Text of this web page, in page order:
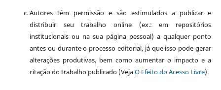
Autores têm permissão e são estimulados a publicar e
distribuir seu trabalho online (ex.: em repositórios
institucionais ou na sua página pessoal) a qualquer ponto
antes ou durante o processo editorial, já que isso pode gerar
alterações produtivas, bem como aumentar o impacto e a
citação do trabalho publicado (VejaO Efeito do Acesso Livre).